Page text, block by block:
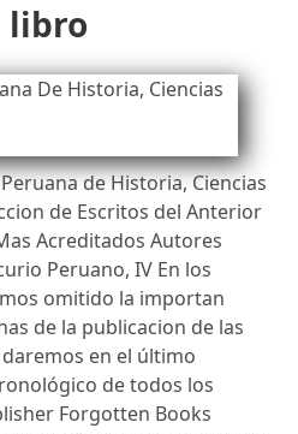
libro
de Historia, Ciencias
de Escritos del Anterior
Acreditados Autores
Peruano, IV En los
omitido la importan
de la publicacion de las
en el último
de todos los
Forgotten Books